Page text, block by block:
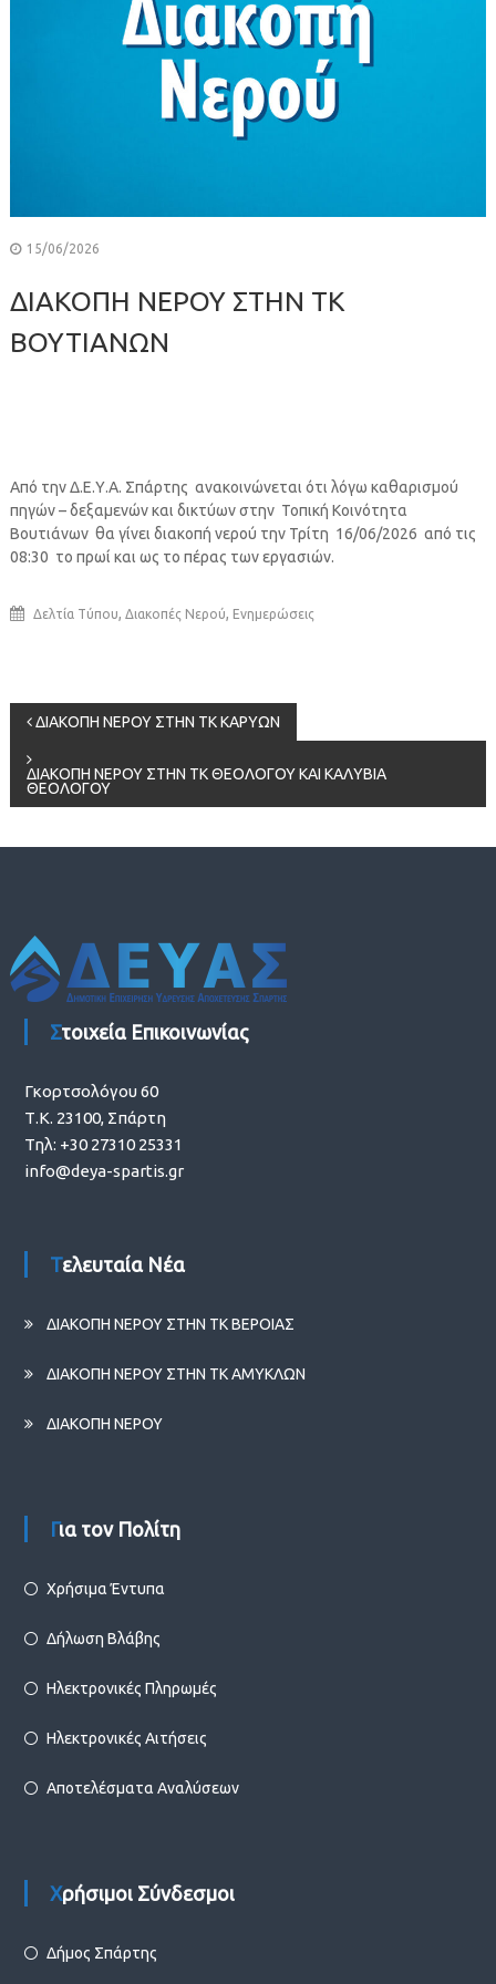
15/06/2026
ΔΙΑΚΟΠΗ ΝΕΡΟΥ ΣΤΗΝ ΤΚ
ΒΟΥΤΙΑΝΩΝ
Από την Δ.Ε.Υ.Α. Σπάρτης ανακοινώνεται ότι λόγω καθαρισμού
πηγών – δεξαμενών και δικτύων στην Τοπική Κοινότητα
Βουτιάνων θα γίνει διακοπή νερού την Τρίτη 16/06/2026 από τις
08:30 το πρωί και ως το πέρας των εργασιών.
Δελτία Τύπου, Διακοπές Νερού, Ενημερώσεις
Πλοήγηση
άρθρων
ΔΙΑΚΟΠΗ ΝΕΡΟΥ ΣΤΗΝ ΤΚ ΚΑΡΥΩΝ
ΔΙΑΚΟΠΗ ΝΕΡΟΥ ΣΤΗΝ ΤΚ ΘΕΟΛΟΓΟΥ ΚΑΙ ΚΑΛΥΒΙΑ
ΘΕΟΛΟΓΟΥ
Στοιχεία Επικοινωνίας
Γκορτσολόγου 60
Τ.Κ. 23100, Σπάρτη
Τηλ: +30 27310 25331
info@deya-spartis.gr
Τελευταία Νέα
ΔΙΑΚΟΠΗ ΝΕΡΟΥ ΣΤΗΝ ΤΚ ΒΕΡΟΙΑΣ
ΔΙΑΚΟΠΗ ΝΕΡΟΥ ΣΤΗΝ ΤΚ ΑΜΥΚΛΩΝ
ΔΙΑΚΟΠΗ ΝΕΡΟΥ
Για τον Πολίτη
Χρήσιμα Έντυπα
Δήλωση Βλάβης
Ηλεκτρονικές Πληρωμές
Ηλεκτρονικές Αιτήσεις
Αποτελέσματα Αναλύσεων
Χρήσιμοι Σύνδεσμοι
Δήμος Σπάρτης